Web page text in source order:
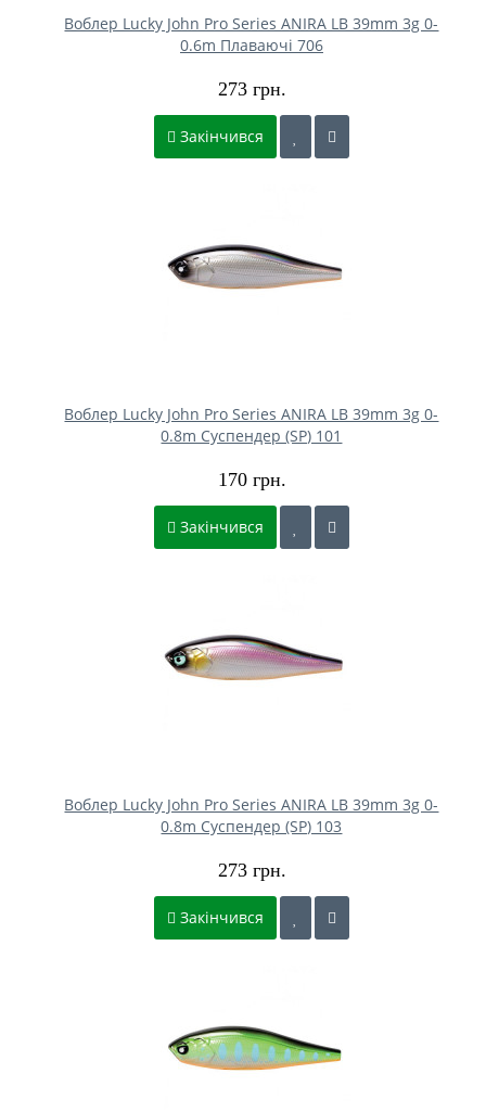
Воблер Lucky John Pro Series ANIRA LB 39mm 3g 0-
0.6m Плаваючі 706
273 грн.
Закінчився
Воблер Lucky John Pro Series ANIRA LB 39mm 3g 0-
0.8m Cуспендер (SP) 101
170 грн.
Закінчився
Воблер Lucky John Pro Series ANIRA LB 39mm 3g 0-
0.8m Cуспендер (SP) 103
273 грн.
Закінчився